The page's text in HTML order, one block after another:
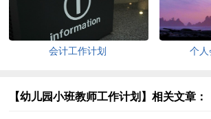
会计工作计划 个人
【幼儿园小班教师工作计划】相关文章：